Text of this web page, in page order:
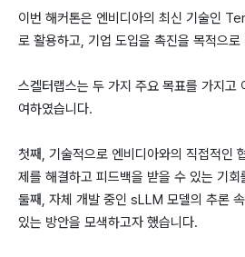
이번 해커톤은 엔비디아의 최신 기술인
로 활용하고, 기업 도입을 촉진을 목적으로
스켈터랩스는 두 가지 주요 목표를 가지고
여하였습니다.
첫째, 기술적으로 엔비디아와의 직접적인
제를 해결하고 피드백을 받을 수 있는 기
둘째, 자체 개발 중인 sLLM 모델의 추론
있는 방안을 모색하고자 했습니다.